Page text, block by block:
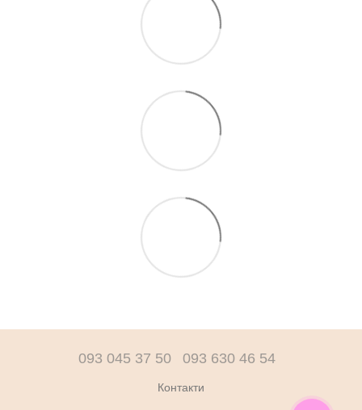
093 045 37 50 093 630 46 54
Контакти